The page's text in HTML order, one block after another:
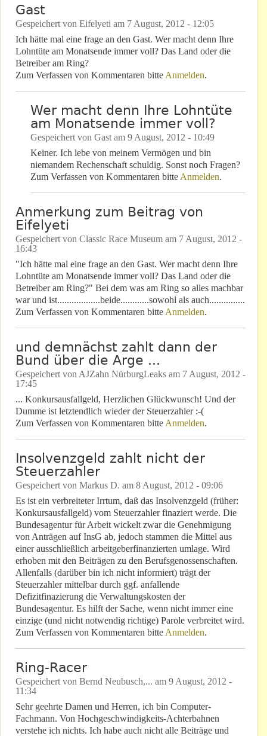
Gast
Gespeichert von Eifelyeti am 7 August, 2012 - 12:05
Ich hätte mal eine frage an den Gast. Wer macht denn Ihre
Lohntüte am Monatsende immer voll? Das Land oder die
Betreiber am Ring?
Zum Verfassen von Kommentaren bitte Anmelden.
Wer macht denn Ihre Lohntüte
am Monatsende immer voll?
Gespeichert von Gast am 9 August, 2012 - 10:49
Keiner. Ich lebe von meinem Vermögen und bin
niemandem Rechenschaft schuldig. Sonst noch Fragen?
Zum Verfassen von Kommentaren bitte Anmelden.
Anmerkung zum Beitrag von
Eifelyeti
Gespeichert von Classic Race Museum am 7 August, 2012 -
16:43
"Ich hätte mal eine frage an den Gast. Wer macht denn Ihre
Lohntüte am Monatsende immer voll? Das Land oder die
Betreiber am Ring?" Bei dem was am Ring so alles machbar
war und ist..................beide............sowohl als auch...............
Zum Verfassen von Kommentaren bitte Anmelden.
und demnächst zahlt dann der
Bund über die Arge ...
Gespeichert von AJZahn NürburgLeaks am 7 August, 2012 -
17:45
... Konkursausfallgeld, Herzlichen Glückwunsch! Und der
Dumme ist letztendlich wieder der Steuerzahler :-(
Zum Verfassen von Kommentaren bitte Anmelden.
Insolvenzgeld zahlt nicht der
Steuerzahler
Gespeichert von Markus D. am 8 August, 2012 - 09:06
Es ist ein verbreiteter Irrtum, daß das Insolvenzgeld (früher:
Konkursausfallgeld) vom Steuerzahler finaziert werde. Die
Bundesagentur für Arbeit wickelt zwar die Genehmigung
von Anträgen auf InsG ab, jedoch stammen die Mittel aus
einer ausschließlich arbeitgeberfinanzierten umlage. Wird
erhoben mit den Beiträgen zu den Berufsgenossenschaften.
Allenfalls (darüber bin ich nicht informiert) trägt der
Steuerzahler mittelbar durch ggf. anfallende
Defizitfinazierung die Verwaltungskosten der
Bundesagentur. Es hilft der Sache, wenn nicht immer eine
einzige (und nicht notwendig richtige) Parole verbreitet wird.
Zum Verfassen von Kommentaren bitte Anmelden.
Ring-Racer
Gespeichert von Bernd Neubusch,... am 9 August, 2012 -
11:34
Sehr geehrte Damen und Herren, ich bin Computer-
Fachmann. Von Hochgeschwindigkeits-Achterbahnen
verstehe ich nichts. Ich habe auch nicht alle Beiträge und